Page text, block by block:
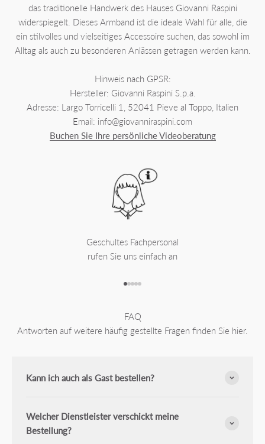
das traditionelle Handwerk des Hauses Giovanni Raspini
widerspiegelt. Dieses Armband ist die ideale Wahl für alle, die
ein stilvolles und vielseitiges Accessoire suchen, das sowohl im
Alltag als auch zu besonderen Anlässen getragen werden kann.
Hinweis nach GPSR:
Hersteller: Giovanni Raspini S.p.a.
Adresse: Largo Torricelli 1, 52041 Pieve al Toppo, Italien
Email: info@giovanniraspini.com
Buchen Sie Ihre persönliche Videoberatung
Geschultes Fachpersonal
rufen Sie uns einfach an
FAQ
Antworten auf weitere häufig gestellte Fragen finden Sie hier.
Kann ich auch als Gast bestellen?
Welcher Dienstleister verschickt meine
Bestellung?